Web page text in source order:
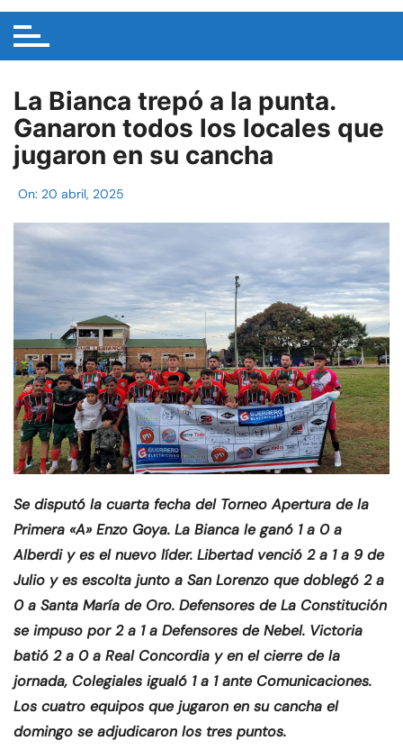
La Bianca trepó a la punta.
Ganaron todos los locales que
jugaron en su cancha
On: 20 abril, 2025
Se disputó la cuarta fecha del Torneo Apertura de la
Primera «A» Enzo Goya. La Bianca le ganó 1 a 0 a
Alberdi y es el nuevo líder. Libertad venció 2 a 1 a 9 de
Julio y es escolta junto a San Lorenzo que doblegó 2 a
0 a Santa María de Oro. Defensores de La Constitución
se impuso por 2 a 1 a Defensores de Nebel. Victoria
batió 2 a 0 a Real Concordia y en el cierre de la
jornada, Colegiales igualó 1 a 1 ante Comunicaciones.
Los cuatro equipos que jugaron en su cancha el
domingo se adjudicaron los tres puntos.